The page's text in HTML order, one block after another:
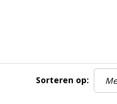
Sorteren op: